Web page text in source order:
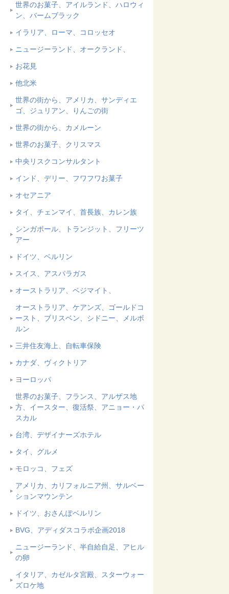
世界のお菓子、アイルランド、ハロウィ
ン、バームブラック
イラリア、ローマ、コロッセオ
ニュージーランド、オークランド、
お花見
他北米
世界の街から、アメリカ、サンディエ
ゴ、ジュリアン、りんごの街
世界の街から、カメルーン
世界のお菓子、クリスマス
中央リスクコンサルタント
インド、デリー、フワフワお菓子
オセアニア
タイ、チェンマイ、首長族、カレン族
シンガポール、トランジット、フリーツ
アー
ドイツ、ベルリン
スイス、アスパラガス
オーストラリア、ベジマイト、
オーストラリア、ケアンズ、ゴールドコ
ースト、ブリスベン、シドニー、メルボ
ルン
三井住友海上、自転車保険
カナダ、ヴィクトリア
ヨーロッパ
世界のお菓子、フランス、アルザス地
方、イースター、復活祭、アニョー・パ
スカル
台湾、デザイナーズホテル
タイ、グルメ
モロッコ、フェズ
アメリカ、カリフォルニア州、サルベー
ションマウンテン
ドイツ、おさんぽベルリン
BVG、アディダスコラボ企画2018
ニュージーランド、半自給自足、アヒル
の卵
イタリア、カゼルタ宮殿、スターウォー
ズロケ地